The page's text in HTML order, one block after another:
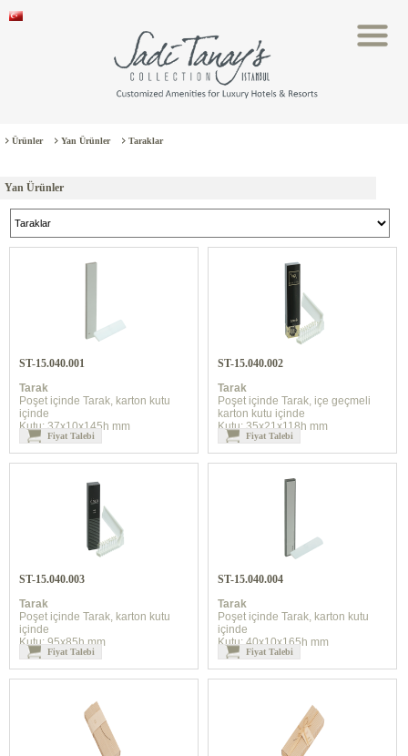
Ürünler Yan Ürünler Taraklar
Yan Ürünler
ST-15.040.001
Tarak
Poşet içinde Tarak, karton kutu
içinde
Kutu: 37x10x145h mm
Fiyat Talebi
ST-15.040.002
Tarak
Poşet içinde Tarak, içe geçmeli
karton kutu içinde
Kutu: 35x21x118h mm
Fiyat Talebi
ST-15.040.003
Tarak
Poşet içinde Tarak, karton kutu
içinde
Kutu: 95x85h mm
Fiyat Talebi
ST-15.040.004
Tarak
Poşet içinde Tarak, karton kutu
içinde
Kutu: 40x10x165h mm
Fiyat Talebi